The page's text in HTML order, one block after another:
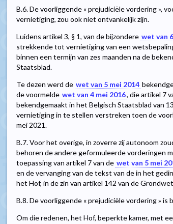
B.6. De voorliggende « prejudiciële vordering »,
vernietiging, zou ook niet ontvankelijk zijn.
Luidens artikel 3, § 1, van de bijzondere wet van
strekkende tot vernietiging van een
binnen een termijn van zes maanden na de
Staatsblad.
Te dezen werd de wet van 5 mei 2014
de voormelde wet van 4 mei 2016, die artikel 7
bekendgemaakt in het Belgisch Staatsblad van
vernietiging in te stellen verstreken toen de
mei 2021.
B.7. Voor het overige, in zoverre zij autonoom
behoren de andere geformuleerde vorderingen
toepassing van artikel 7 van de wet van 5 mei
en de vervanging van de tekst van de in het
het Hof, in de zin van artikel 142 van de
B.8. De voorliggende « prejudiciële vordering »
Om die redenen, het Hof, beperkte kamer, met